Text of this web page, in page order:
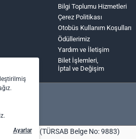
Bilgi Toplumu Hizmetleri
Çerez Politikası
Otobüs Kullanım Koşulları
Ödüllerimiz
Yardım ve İletişim
Bilet İşlemleri,
İptal ve Değişim
Acentası (TÜRSAB Belge No: 9883)
Ayarlar